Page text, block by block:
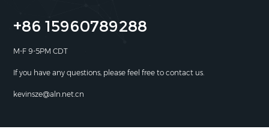
+86 15960789288
M-F 9-5PM CDT
If you have any questions, please feel free to contact us.
kevinsze@aln.net.cn